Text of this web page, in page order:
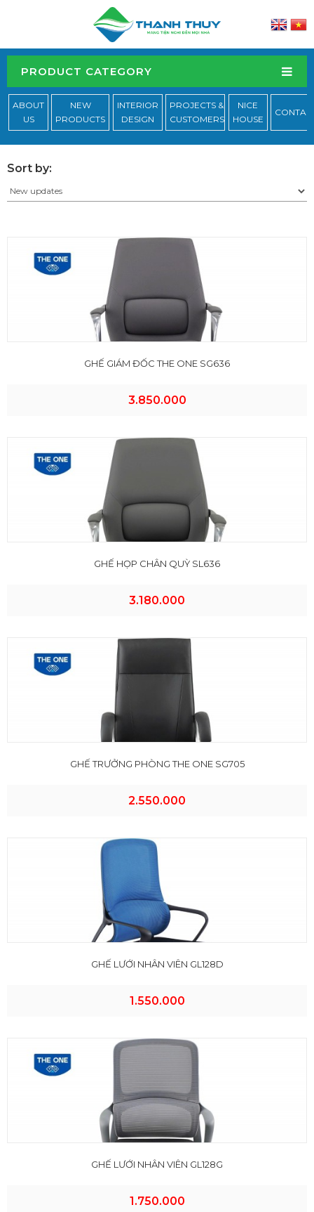
PRODUCT CATEGORY
ABOUT
US
NEW
PRODUCTS
INTERIOR
DESIGN
PROJECTS &
CUSTOMERS
NICE
HOUSE
Sort by:
GHẾ GIÁM ĐỐC THE ONE SG636
3.850.000
GHẾ HỌP CHÂN QUỲ SL636
3.180.000
GHẾ TRƯỞNG PHÒNG THE ONE SG705
2.550.000
GHẾ LƯỚI NHÂN VIÊN GL128D
1.550.000
GHẾ LƯỚI NHÂN VIÊN GL128G
1.750.000